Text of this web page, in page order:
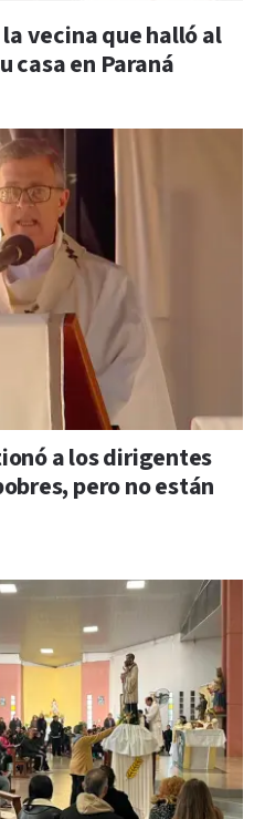
vecina que halló al
casa en Paraná
a los dirigentes
pero no están